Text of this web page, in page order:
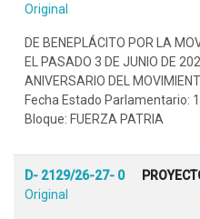
Original
DE BENEPLÁCITO POR LA
EL PASADO 3 DE JUNIO DE
ANIVERSARIO DEL
Fecha Estado Parlamentario:
Bloque: FUERZA PATRIA
D- 2129/26-27- 0
Original